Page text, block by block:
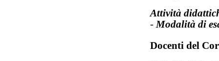
Attività
- Modalità di
Docenti del